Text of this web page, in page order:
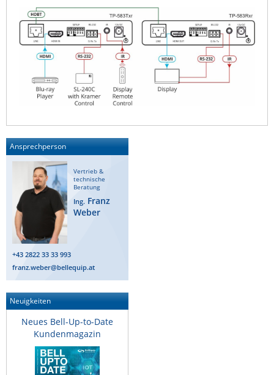
Ansprechperson
Vertrieb &
technische
Beratung
Ing. Franz
Weber
+43 2822 33 33 993
franz.weber@bellequip.at
Neuigkeiten
Neues Bell-Up-to-Date
Kundenmagazin